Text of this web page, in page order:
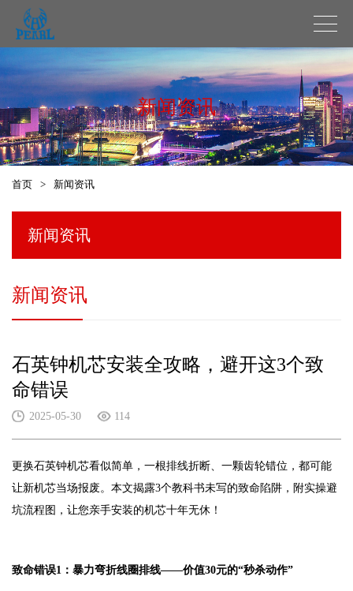
新闻资讯
首页 > 新闻资讯
新闻资讯
新闻资讯
石英钟机芯安装全攻略，避开这3个致
命错误​
2025-05-30 114
更换石英钟机芯看似简单，一根排线折断、一颗齿轮错位，都可能
让新机芯当场报废。本文揭露3个教科书未写的致命陷阱，附实操避
坑流程图，让您亲手安装的机芯十年无休！
致命错误1：暴力弯折线圈排线——价值30元的“秒杀动作”